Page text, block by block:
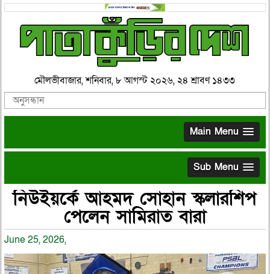
মৌলভীবাজার, শনিবার, ৮ আগস্ট ২০২৬, ২৪ শ্রাবণ ১৪৩৩
Main Menu
Sub Menu
নিউইয়র্কে আহমদ সোহান স্কলারশিপ
পেলেন সামিরাত বারা
June 25, 2026,